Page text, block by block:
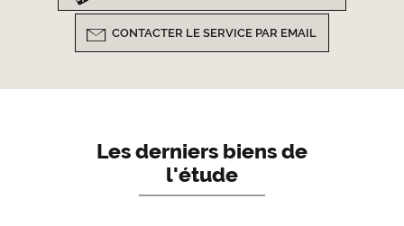
CONTACTER LE SERVICE PAR EMAIL
Les derniers biens de
l'étude